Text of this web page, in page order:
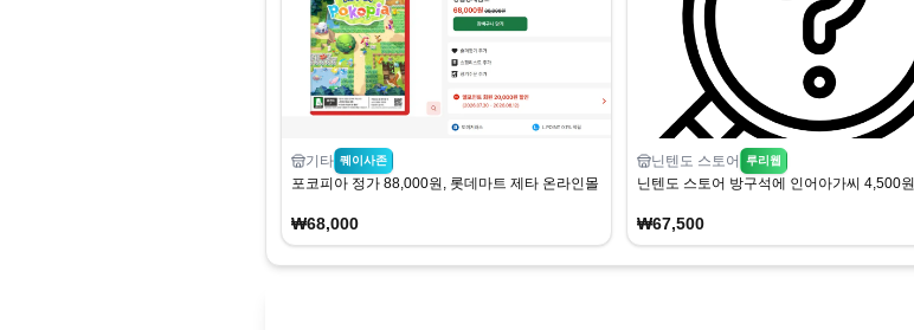
기타 퀘이사존
포코피아 정가 88,000원, 롯데마트 제타 온라인몰 68,000원
₩68,000
닌텐도 스토어 루리웹
닌텐도 스토어 방구석에 인어아가씨 4,500원
₩67,500